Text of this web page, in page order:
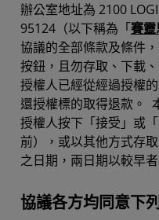
辦公室地址為 2100
95124（以下稱為「賽靈
協議的全部條款及條件
按鈕，且勿存取、下載
授權人已經從經過授權
還授權標的取得退款。
授權人按下「接受」或
前），或以其他方式存
之日期，兩日期以較早者
協議各方均同意下